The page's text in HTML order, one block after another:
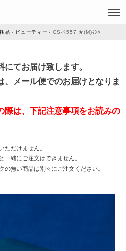
品 ビューティー CS-K557 ★(M)ﾀﾝｸ
てお届け致します。
メール便でのお届けとなりま
際は、下記注意事項をお読みの
ただけません。
緒にご注文はできません。
無い商品は別々にご注文ください。